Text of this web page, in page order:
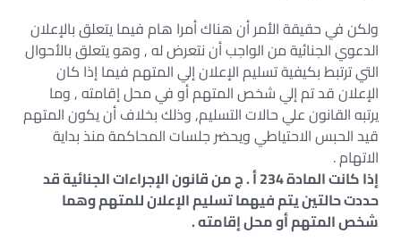
ولكن في حقيقة الأمر أن هناك أمرا هام فيما يتعلق بالإعلان
الدعوي الجنائية من الواجب أن نتعرض له , وهو يتعلق بالأحوال
التي ترتبط بكيفية تسليم الإعلان إلي المتهم فيما إذا كان
الإعلان قد تم إلي شخص المتهم أو في محل إقامته , وما
يرتبه القانون علي حالات التسليم, وذلك بخلاف أن يكون المتهم
قيد الحبس الاحتياطي ويحضر جلسات المحاكمة منذ بداية
الاتهام .
إذا كانت المادة 234 أ . ج من قانون الإجراءات الجنائية قد
حددت حالتين يتم فيهما تسليم الإعلان للمتهم وهما
شخص المتهم أو محل إقامته .